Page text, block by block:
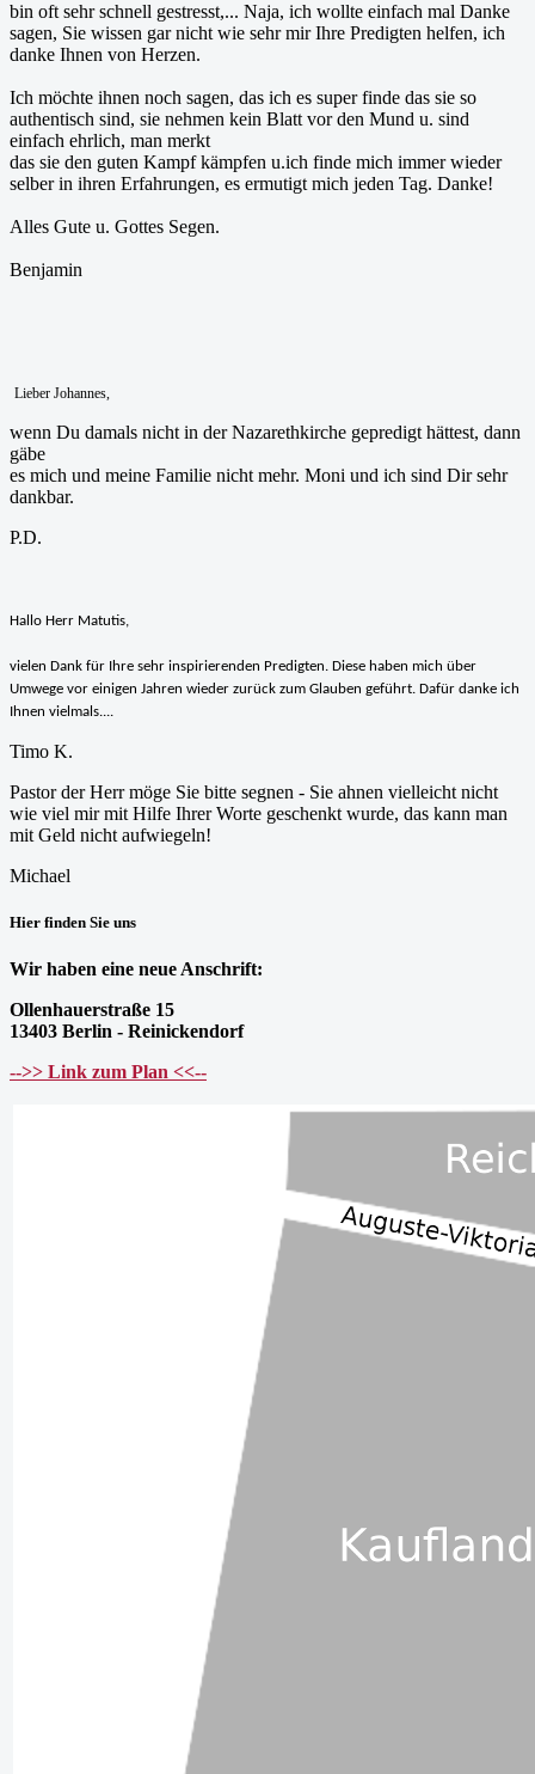
bin oft sehr schnell gestresst,... Naja, ich wollte einfach mal Danke
sagen, Sie wissen gar nicht wie sehr mir Ihre Predigten helfen, ich
danke Ihnen von Herzen.
Ich möchte ihnen noch sagen, das ich es super finde das sie so
authentisch sind, sie nehmen kein Blatt vor den Mund u. sind
einfach ehrlich, man merkt
das sie den guten Kampf kämpfen u.ich finde mich immer wieder
selber in ihren Erfahrungen, es ermutigt mich jeden Tag. Danke!
Alles Gute u. Gottes Segen.
Benjamin
Lieber Johannes,
wenn Du damals nicht in der Nazarethkirche gepredigt hättest, dann
gäbe
es mich und meine Familie nicht mehr. Moni und ich sind Dir sehr
dankbar.
P.D.
Hallo Herr Matutis,
vielen Dank für Ihre sehr inspirierenden Predigten. Diese haben mich über
Umwege vor einigen Jahren wieder zurück zum Glauben geführt. Dafür danke ich
Ihnen vielmals....
Timo K.
Pastor der Herr möge Sie bitte segnen - Sie ahnen vielleicht nicht
wie viel mir mit Hilfe Ihrer Worte geschenkt wurde, das kann man
mit Geld nicht aufwiegeln!
Michael
Hier finden Sie uns
Wir haben eine neue Anschrift:
Ollenhauerstraße 15
13403 Berlin - Reinickendorf
-->> Link zum Plan <<--